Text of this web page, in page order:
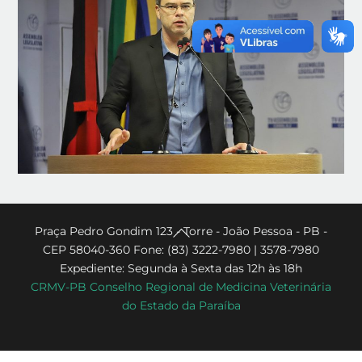
Back
To
Top
Praça Pedro Gondim 123 - Torre - João Pessoa - PB -
CEP 58040-360 Fone: (83) 3222-7980 | 3578-7980
Expediente: Segunda à Sexta das 12h às 18h
CRMV-PB Conselho Regional de Medicina Veterinária
do Estado da Paraíba